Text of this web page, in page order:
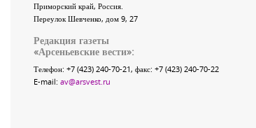
Приморский край, Россия.
Переулок Шевченко, дом 9, 27
Редакция газеты
«Арсеньевские вести»:
Телефон: +7 (423) 240-70-21, факс: +7 (423) 240-70-22
E-mail: av@arsvest.ru